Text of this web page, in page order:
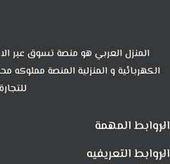
المنزل العربي هو منصة تسوق عبر
الكهربائية و المنزلية المنصة
للتجارة
الروابط المهمة
الروابط التعريفيه